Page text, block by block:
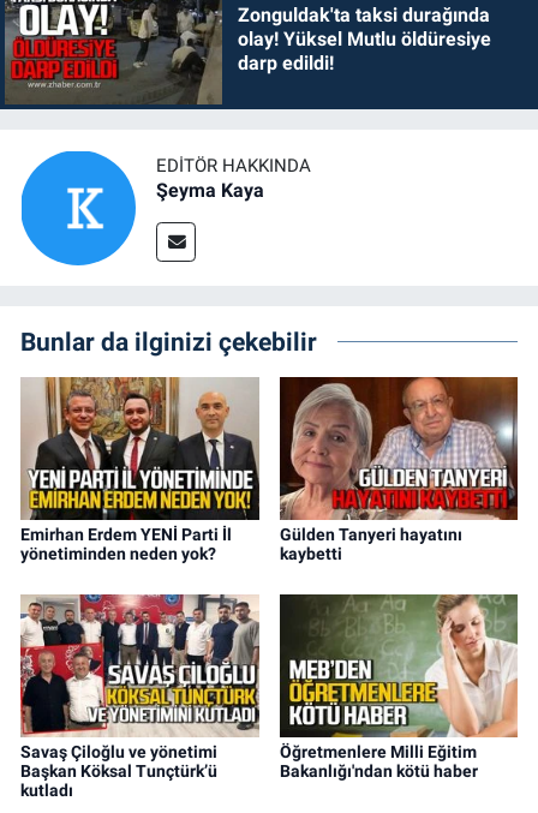
Zonguldak'ta taksi durağında
olay! Yüksel Mutlu öldüresiye
darp edildi!
EDITÖR HAKKINDA
Şeyma Kaya
Bunlar da ilginizi çekebilir
Emirhan Erdem YENİ Parti İl
yönetiminden neden yok?
Gülden Tanyeri hayatını
kaybetti
Savaş Çiloğlu ve yönetimi
Başkan Köksal Tunçtürk’ü
kutladı
Öğretmenlere Milli Eğitim
Bakanlığı'ndan kötü haber